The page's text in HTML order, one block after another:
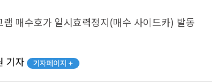
램 매수호가 일시효력정지(매수 사이드카) 발동
기자 기자페이지 +